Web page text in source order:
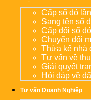
Cấp sổ đỏ
Sang tên sổ
Cấp đổi sổ đỏ
Chuyển đổi
Thừa kế nhà
Tư vấn về
Giải quyết
Hỏi đáp về
Tư vấn Doanh Nghiệp